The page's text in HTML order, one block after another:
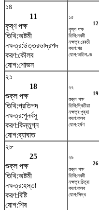
১৪
11
কৃষ্ণ পক্ষ
তিথি:অষ্টমী
নক্ষত্র:উত্তরভাদ্রপদ
করণ:কৌলব
যোগ:শোভন
১৫
12
কৃষ্ণ পক্ষ
তিথি:নবমী
নক্ষত্র:রেবতী
করণ:গর
যোগ:অতিগণ্ড
২১
18
শুক্ল পক্ষ
তিথি:প্রতিপদ
নক্ষত্র:পুনর্বসু
করণ:কিন্তুগ্ন
যোগ:ব্যাঘাত
২২
19
শুক্ল পক্ষ
তিথি:দ্বিতীয়া
নক্ষত্র:পুষ্যা
করণ:বালব
যোগ:হর্ষণ
২৮
25
শুক্ল পক্ষ
তিথি:অষ্টমী
নক্ষত্র:হস্তা
করণ:বিষ্টি
যোগ:শিব
২৯
26
শুক্ল পক্ষ
তিথি:নবমী
নক্ষত্র:চিত্রা
করণ:বালব
যোগ:সিদ্ধ